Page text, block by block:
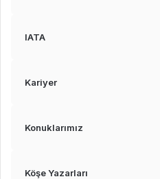
IATA
Kariyer
Konuklarımız
Köşe Yazarları